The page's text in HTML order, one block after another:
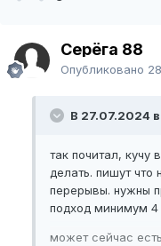
Серёга 88
Опубликовано
В 27.07.2024
так почитал, кучу
делать. пишут
перерывы. нужны
подход минимум 4
может сейчас